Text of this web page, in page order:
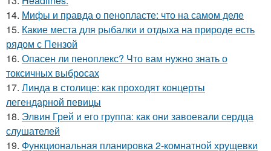
14. Мифы и правда о пенопласте: что на самом деле
15. Какие места для рыбалки и отдыха на природе есть
рядом с Пензой
16. Опасен ли пеноплекс? Что вам нужно знать о
токсичных выбросах
17. Линда в столице: как проходят концерты
легендарной певицы
18. Элвин Грей и его группа: как они завоевали сердца
слушателей
19. Функциональная планировка 2-комнатной хрущевки